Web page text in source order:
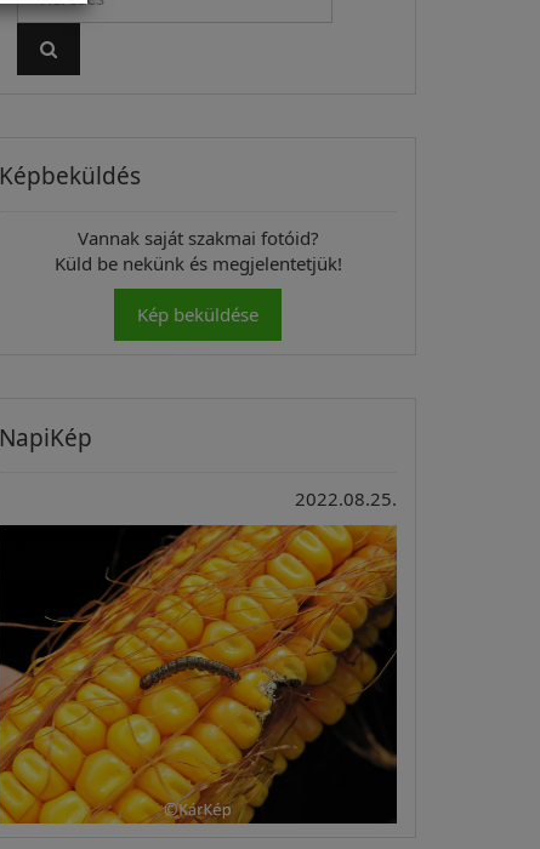
Képbeküldés
Vannak saját szakmai fotóid?
Küld be nekünk és megjelentetjük!
Kép beküldése
NapiKép
2022.08.25.